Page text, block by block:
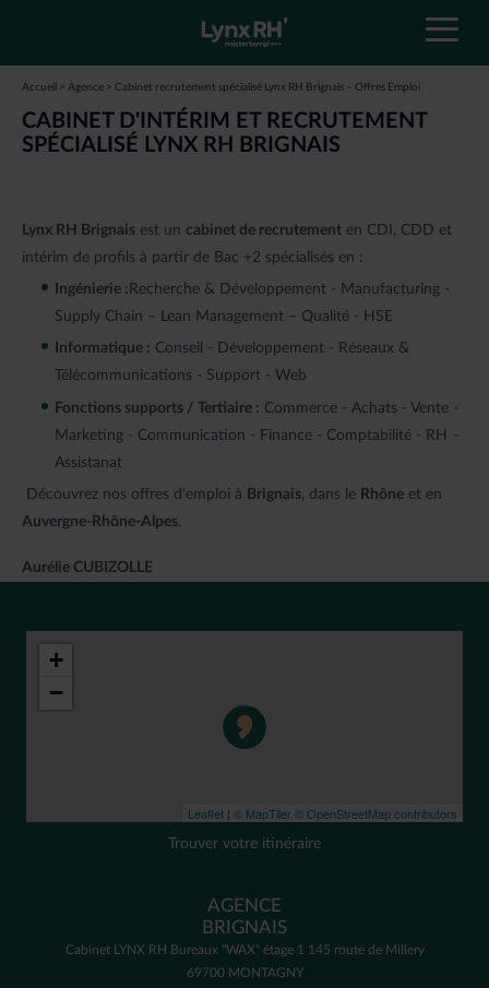
TROUVER UN EMPLOI
TROUVER UN EMPLOI
Toutes nos offres d’emploi
Offres d’emploi en CDD
Offres d’emploi en intérim
Candidature spontanée
Devenez franchisé
RETOUR
CHOISIR LYNX RH
CHOISIR LYNX RH
Notre processus de recrutement
La synergie d’un groupe
L’intérim avec Lynx RH
RETOUR
NOS AGENCES
Trouvez votre cabinet Lynx RH
RETOUR
ESPACE CANDIDAT
RECRUTEURS
Accueil > Agence > Cabinet recrutement spécialisé Lynx RH Brignais – Offres Emploi
CABINET D'INTÉRIM ET RECRUTEMENT
SPÉCIALISÉ LYNX RH BRIGNAIS
Lynx RH Brignais est un cabinet de recrutement en CDI, CDD et
intérim de profils à partir de Bac +2 spécialisés en :
Ingénierie : Recherche & Développement - Manufacturing -
Supply Chain – Lean Management – Qualité - HSE
Informatique : Conseil - Développement - Réseaux &
Télécommunications - Support - Web
Fonctions supports / Tertiaire : Commerce - Achats - Vente -
Marketing - Communication - Finance - Comptabilité - RH –
Assistanat
Découvrez nos offres d'emploi à Brignais, dans le Rhône et en
Auvergne-Rhône-Alpes.
Aurélie CUBIZOLLE
+
−
Leaflet | © MapTiler© OpenStreetMap contributors
Trouver votre itinéraire
AGENCE
BRIGNAIS
Cabinet LYNX RH Bureaux "WAX" étage 1 145 route de Millery
69700 MONTAGNY